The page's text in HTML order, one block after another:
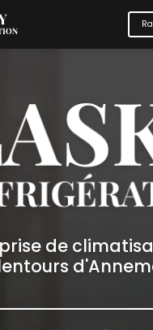
de